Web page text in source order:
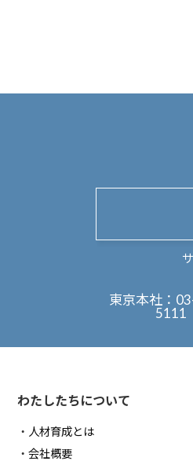
東京本社：
5111
わたしたちについて
人材育成とは
会社概要